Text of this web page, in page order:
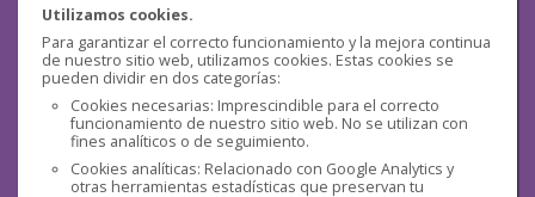
Utilizamos cookies.
Para garantizar el correcto funcionamiento y la mejora continua
de nuestro sitio web, utilizamos cookies. Estas cookies se
pueden dividir en dos categorías:
Cookies necesarias: Imprescindible para el correcto
funcionamiento de nuestro sitio web. No se utilizan con
fines analíticos o de seguimiento.
Cookies analíticas: Relacionado con Google Analytics y
otras herramientas estadísticas que preservan tu
Seguridad